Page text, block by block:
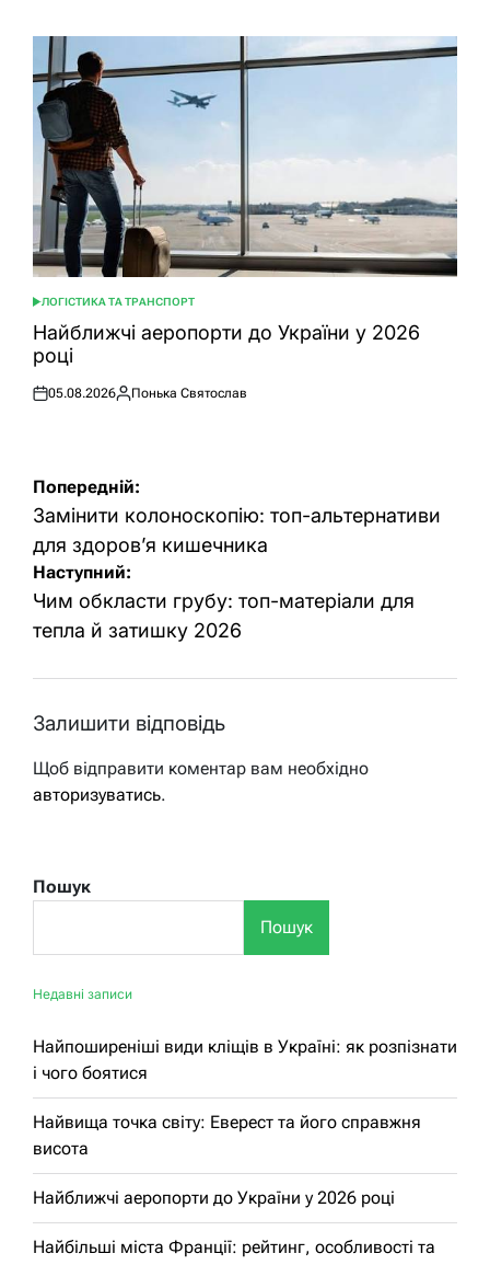
ОПУБЛІКУВАТИ
У
ЛОГІСТИКА ТА ТРАНСПОРТ
Найближчі аеропорти до України у 2026
році
Оприлюднено
05.08.2026
Опубліковано
Понька Святослав
Навігація
записів
Попередній:
Замінити колоноскопію: топ-альтернативи
для здоров’я кишечника
Наступний:
Чим обкласти грубу: топ-матеріали для
тепла й затишку 2026
Залишити відповідь
Щоб відправити коментар вам необхідно
авторизуватись.
Пошук
Пошук
Недавні записи
Найпоширеніші види кліщів в Україні: як розпізнати
і чого боятися
Найвища точка світу: Еверест та його справжня
висота
Найближчі аеропорти до України у 2026 році
Найбільші міста Франції: рейтинг, особливості та